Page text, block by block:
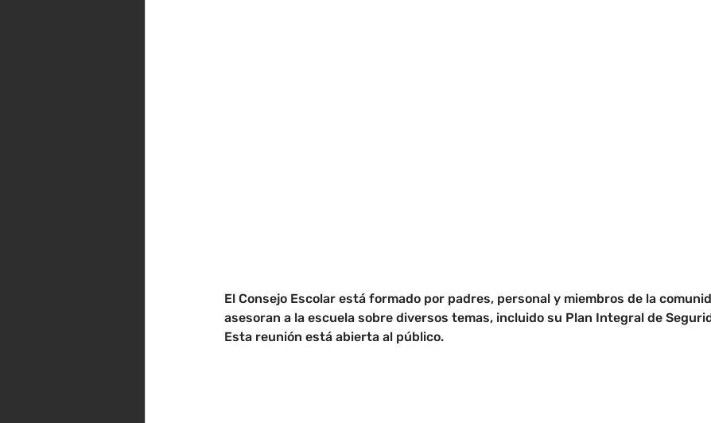
El Consejo Escolar está formado por padres, personal y miembros de la
asesoran a la escuela sobre diversos temas, incluido su Plan Integral de
Esta reunión está abierta al público.